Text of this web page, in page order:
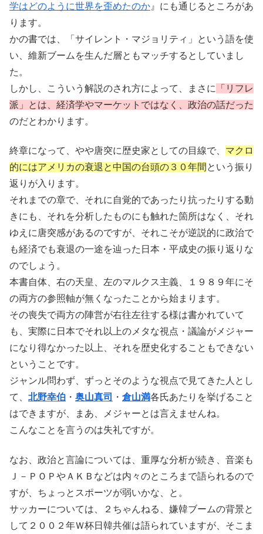
学はどのように世界を歪めたのか 』にも通じるところがあ
ります。
かの書では、「サイレント・マジョリティ」という語を使
い、維新ブームを生んだ層ともマッチするとしていまし
た。
しかし、こういう解説のされ方によって、まさに
「リフレ
派」とは、経済学やマーケットではなく、政治の話だった
のだとわかります。
終章になって、やや唐突に歴史家としての目線で、 マクロ
的にはアメリカの衰退と中国の台頭の３０年間 という振り
返りが入ります。
それまでの章で、それに自覚的であったり抗ったりする動
きにも、それを分析したものにも触れた箇所はなく、それ
ゆえに唐突感があるのですが、それこそが逆説的に政治で
も経済でも衰退の一途を辿った日本・平成史の振り返りな
のでしょう。
本書自体、右の天皇、左のマルクス主義、１９８９年にそ
の両方の参照軸が無くなったことから始まります。
その喪失で両方の陣営が右往左往する様は書かれていて
も、実際に日本でそれ以上のメタな視点・議論がメジャー
になり得なかった以上、それを歴史化することもできない
ということです。
ジャンル問わず、ずっとそのような視点で見てきた人とし
て、 北野幸伯 ・ 奥山真司 ・ 倉山満各氏あたりを挙げること
はできますが、まあ、メジャーとは言えませんね。
こんなことを言うのは失礼ですが。
なお、政治と言論については、重厚な分析が続き、音楽も
Ｊ－ＰＯＰやＡＫＢなどは内々のところまで語られるので
すが、ちょっとスポーツが弱いかな、と。
サッカーについては、２ちゃんねる、嫌韓ブームの背景と
して２００２年Ｗ杯日韓共催は語られていますが、そこま